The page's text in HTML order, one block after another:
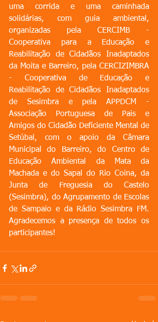
uma corrida e uma caminhada
solidárias, com guia ambiental,
organizadas pela CERCIMB -
Cooperativa para a Educação e
Reabilitação de Cidadãos Inadaptados
da Moita e Barreiro, pela CERCIZIMBRA
- Cooperativa de Educação e
Reabilitação de Cidadãos Inadaptados
de Sesimbra e pela APPDCM -
Associação Portuguesa de Pais e
Amigos do Cidadão Deficiente Mental de
Setúbal, com o apoio da Câmara
Municipal do Barreiro, do Centro de
Educação Ambiental da Mata da
Machada e do Sapal do Rio Coina, da
Junta de Freguesia do Castelo
(Sesimbra), do Agrupamento de Escolas
de Sampaio e da Rádio Sesimbra FM.
Agradecemos a presença de todos os
participantes!